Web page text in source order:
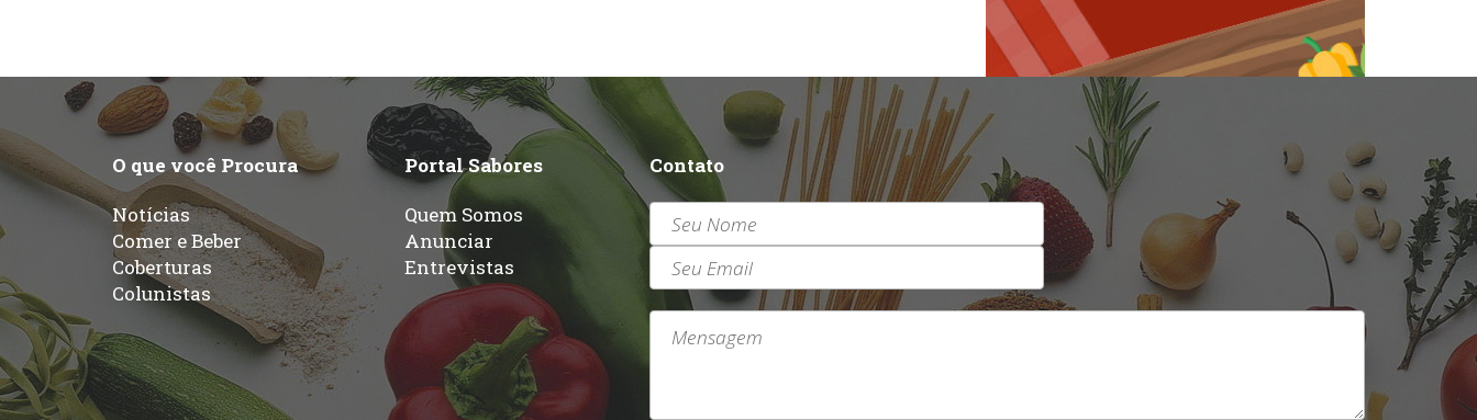
Hamburguerias e
Sanduicherias
Internacional
Japonesa e Oriental
Lanchonetes
Massas
Padarias e Confeitarias
Peixes e Frutos do Mar
Pizzarias
O que você Procura
Notícias
Comer e Beber
Coberturas
Colunistas
Portal Sabores
Quem Somos
Anunciar
Entrevistas
Contato